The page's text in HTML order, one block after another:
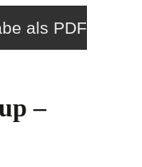
als PDF
–